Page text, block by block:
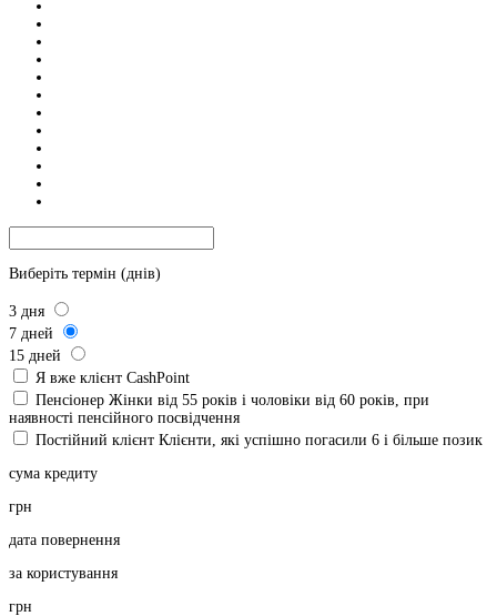
Виберіть термін (днів)
3 дня
7 дней
15 дней
Я вже клієнт CashPoint
Пенсіонер Жінки від 55 років і чоловіки від 60 років, при
наявності пенсійного посвідчення
Постійний клієнт Клієнти, які успішно погасили 6 і більше позик
сума кредиту
грн
дата повернення
за користування
грн